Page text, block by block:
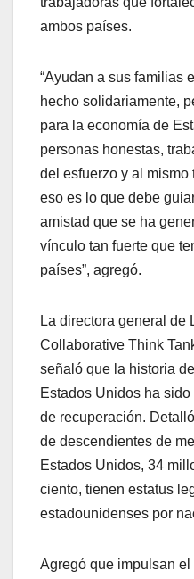
ambos países.
“Ayudan a sus familias
hecho solidariamente,
para la economía de
personas honestas,
del esfuerzo y al
eso es lo que debe
amistad que se ha
vínculo tan fuerte que
países”, agregó.
La directora general de
Collaborative Think
señaló que la historia
Estados Unidos ha
de recuperación.
de descendientes de
Estados Unidos, 34
ciento, tienen estatus
estadounidenses por
Agregó que impulsan